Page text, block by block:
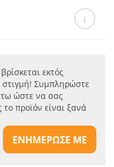
εκτός
Συμπληρώστε
ώστε να σας
προϊόν είναι ξανά
ΕΝΗΜΕΡΩΣΕ ΜΕ